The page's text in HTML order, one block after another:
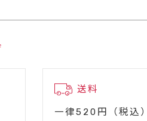
送料
一律520円（税込）